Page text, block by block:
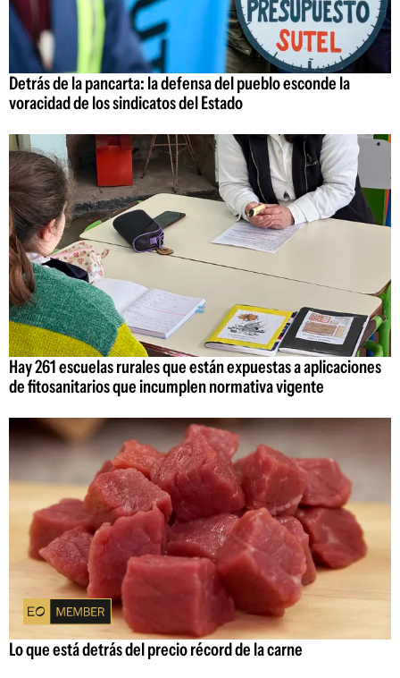
Detrás de la pancarta: la defensa del pueblo esconde la
voracidad de los sindicatos del Estado
Hay 261 escuelas rurales que están expuestas a aplicaciones
de fitosanitarios que incumplen normativa vigente
Lo que está detrás del precio récord de la carne